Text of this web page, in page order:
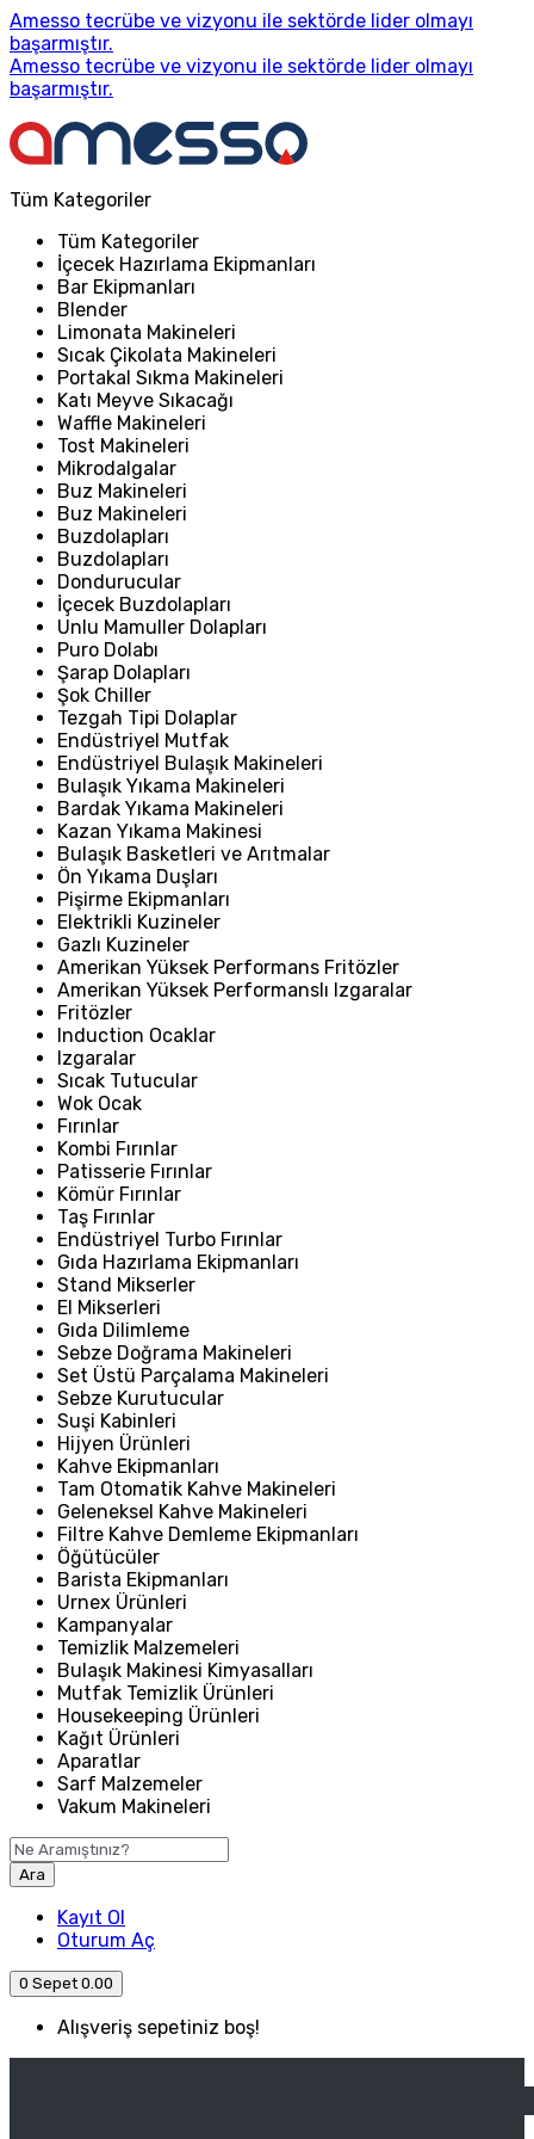
Amesso tecrübe ve vizyonu ile sektörde lider olmayı
başarmıştır.
Amesso tecrübe ve vizyonu ile sektörde lider olmayı
başarmıştır.
Tüm Kategoriler
Tüm Kategoriler
İçecek Hazırlama Ekipmanları
Bar Ekipmanları
Blender
Limonata Makineleri
Sıcak Çikolata Makineleri
Portakal Sıkma Makineleri
Katı Meyve Sıkacağı
Waffle Makineleri
Tost Makineleri
Mikrodalgalar
Buz Makineleri
Buz Makineleri
Buzdolapları
Buzdolapları
Dondurucular
İçecek Buzdolapları
Unlu Mamuller Dolapları
Puro Dolabı
Şarap Dolapları
Şok Chiller
Tezgah Tipi Dolaplar
Endüstriyel Mutfak
Endüstriyel Bulaşık Makineleri
Bulaşık Yıkama Makineleri
Bardak Yıkama Makineleri
Kazan Yıkama Makinesi
Bulaşık Basketleri ve Arıtmalar
Ön Yıkama Duşları
Pişirme Ekipmanları
Elektrikli Kuzineler
Gazlı Kuzineler
Amerikan Yüksek Performans Fritözler
Amerikan Yüksek Performanslı Izgaralar
Fritözler
Induction Ocaklar
Izgaralar
Sıcak Tutucular
Wok Ocak
Fırınlar
Kombi Fırınlar
Patisserie Fırınlar
Kömür Fırınlar
Taş Fırınlar
Endüstriyel Turbo Fırınlar
Gıda Hazırlama Ekipmanları
Stand Mikserler
El Mikserleri
Gıda Dilimleme
Sebze Doğrama Makineleri
Set Üstü Parçalama Makineleri
Sebze Kurutucular
Suşi Kabinleri
Hijyen Ürünleri
Kahve Ekipmanları
Tam Otomatik Kahve Makineleri
Geleneksel Kahve Makineleri
Filtre Kahve Demleme Ekipmanları
Öğütücüler
Barista Ekipmanları
Urnex Ürünleri
Kampanyalar
Temizlik Malzemeleri
Bulaşık Makinesi Kimyasalları
Mutfak Temizlik Ürünleri
Housekeeping Ürünleri
Kağıt Ürünleri
Aparatlar
Sarf Malzemeler
Vakum Makineleri
Ara
Kayıt Ol
Oturum Aç
0 Sepet 0.00
Alışveriş sepetiniz boş!